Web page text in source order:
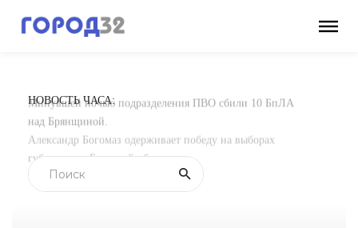
НОВОСТЬ ЧАСА:
Александр Богомаз одерживает победу на выборах
губернатора Брянской области
Минувшей ночью подразделения ПВО сбили 10 БпЛА
над Брянщиной.